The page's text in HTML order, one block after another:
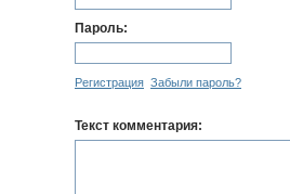
Пароль:
Регистрация Забыли пароль?
Текст комментария: